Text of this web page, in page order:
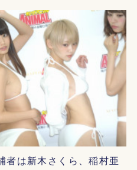
者は新木さくら、稲村亜